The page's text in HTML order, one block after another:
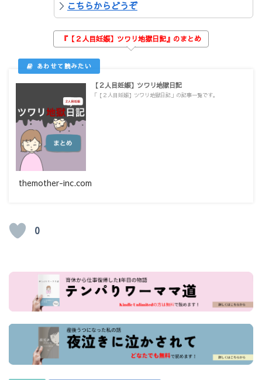
＞ こちらからどうぞ
『【２人目妊娠】ツワリ地獄日記』のまとめ
【２人目妊娠】ツワリ地獄日記
「【２人目妊娠】ツワリ地獄日記」の記事一覧です。
themother-inc.com
0